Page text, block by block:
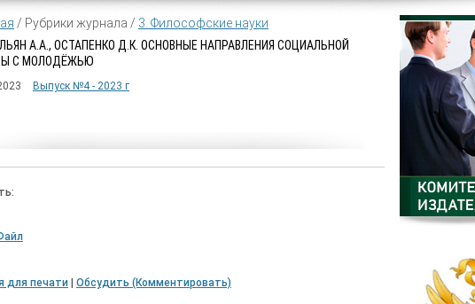
/ Рубрики журнала / 3. Философские науки
А.А., ОСТАПЕНКО Д.К. ОСНОВНЫЕ НАПРАВЛЕНИЯ СОЦИАЛЬНОЙ
С МОЛОДЁЖЬЮ
Выпуск №4 - 2023 г
для печати Обсудить (Комментировать)